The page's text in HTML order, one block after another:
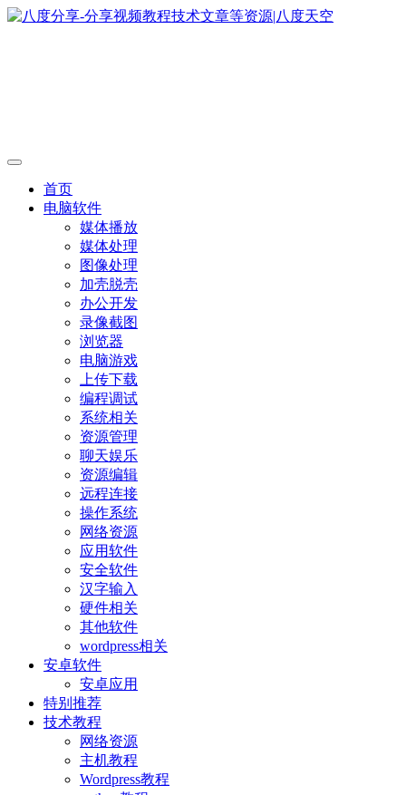
首页
电脑软件
媒体播放
媒体处理
图像处理
加壳脱壳
办公开发
录像截图
浏览器
电脑游戏
上传下载
编程调试
系统相关
资源管理
聊天娱乐
资源编辑
远程连接
操作系统
网络资源
应用软件
安全软件
汉字输入
硬件相关
其他软件
wordpress相关
安卓软件
安卓应用
特别推荐
技术教程
网络资源
主机教程
Wordpress教程